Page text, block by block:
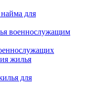
для
военнослужащим
жилья
для